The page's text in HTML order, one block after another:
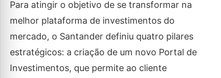
Para atingir o objetivo de se transformar na
melhor plataforma de investimentos do
mercado, o Santander definiu quatro pilares
estratégicos: a criação de um novo Portal de
Investimentos, que permite ao cliente